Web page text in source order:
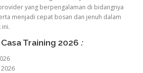
yang berpengalaman di bidangnya
menjadi cepat bosan dan jenuh dalam
Training 2026 :